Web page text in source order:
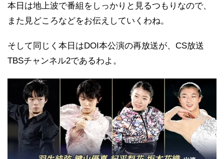
本日は地上波で番組をしっかりと見るつもりなので、
また見どころなどをお伝えしていくわね。
そして同じく本日はDOI本公演の再放送が、CS放送
TBSチャンネル2であるわよ。